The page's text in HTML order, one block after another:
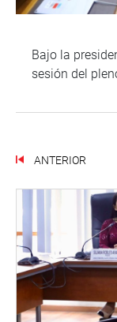
Bajo la
sesión del
ANTERIOR